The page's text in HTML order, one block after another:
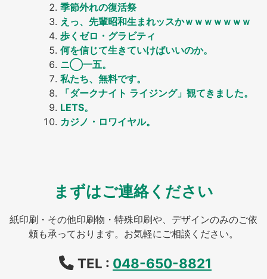
季節外れの復活祭
えっ、先輩昭和生まれッスかｗｗｗｗｗｗｗ
歩くゼロ・グラビティ
何を信じて生きていけばいいのか。
ニ◯一五。
私たち、無料です。
「ダークナイト ライジング」観てきました。
LETS。
カジノ・ロワイヤル。
まずはご連絡ください
紙印刷・その他印刷物・特殊印刷や、デザインのみのご依
頼も承っております。お気軽にご相談ください。
TEL : 048-650-8821